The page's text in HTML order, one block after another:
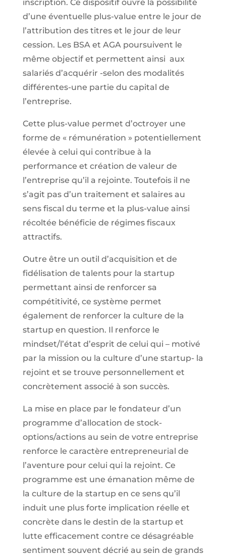
inscription. Ce dispositif ouvre la possibilité
d’une éventuelle plus-value entre le jour de
l’attribution des titres et le jour de leur
cession. Les BSA et AGA poursuivent le
même objectif et permettent ainsi aux
salariés d’acquérir -selon des modalités
différentes-une partie du capital de
l’entreprise.
Cette plus-value permet d’octroyer une
forme de « rémunération » potentiellement
élevée à celui qui contribue à la
performance et création de valeur de
l’entreprise qu’il a rejointe. Toutefois il ne
s’agit pas d’un traitement et salaires au
sens fiscal du terme et la plus-value ainsi
récoltée bénéficie de régimes fiscaux
attractifs.
Outre être un outil d’acquisition et de
fidélisation de talents pour la startup
permettant ainsi de renforcer sa
compétitivité, ce système permet
également de renforcer la culture de la
startup en question. Il renforce le
mindset/l’état d’esprit de celui qui – motivé
par la mission ou la culture d’une startup- la
rejoint et se trouve personnellement et
concrètement associé à son succès.
La mise en place par le fondateur d’un
programme d’allocation de stock-
options/actions au sein de votre entreprise
renforce le caractère entrepreneurial de
l’aventure pour celui qui la rejoint. Ce
programme est une émanation même de
la culture de la startup en ce sens qu’il
induit une plus forte implication réelle et
concrète dans le destin de la startup et
lutte efficacement contre ce désagréable
sentiment souvent décrié au sein de grands